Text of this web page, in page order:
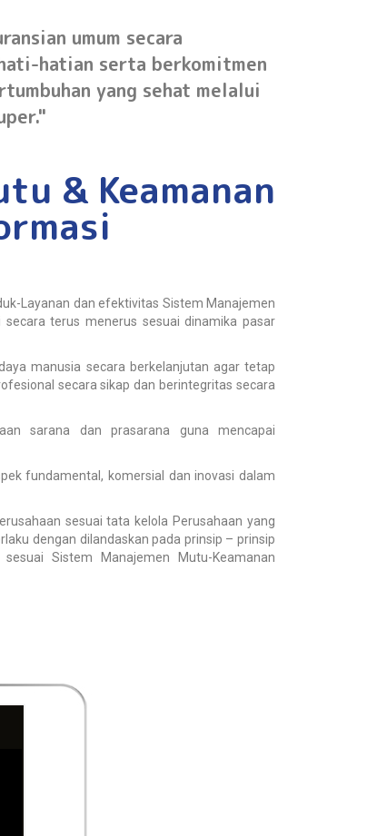
umum secara
hatian serta berkomitmen
yang sehat melalui
& Keamanan
Layanan dan efektivitas Sistem Manajemen
secara terus menerus sesuai dinamika pasar
manusia secara berkelanjutan agar tetap
secara sikap dan berintegritas secara
sarana dan prasarana guna mencapai
fundamental, komersial dan inovasi dalam
sesuai tata kelola Perusahaan yang
dengan dilandaskan pada prinsip – prinsip
Sistem Manajemen Mutu-Keamanan